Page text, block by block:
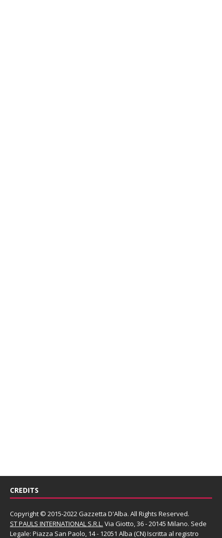
CREDITS
Copyright © 2015-2022 Gazzetta D'Alba. All Rights Reserved.
ST PAULS INTERNATIONAL S.R.L. Via Giotto, 36 - 20145 Milano. Sede
Legale: Piazza San Paolo, 14 - 12051 Alba (CN) Iscritta al registro